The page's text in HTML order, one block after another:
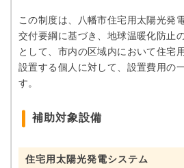
この制度は、八幡市住宅用太陽光発
交付要綱に基づき、地球温暖化防止
として、市内の区域内において住宅
設置する個人に対して、設置費用の
す。
補助対象設備
住宅用太陽光発電システム